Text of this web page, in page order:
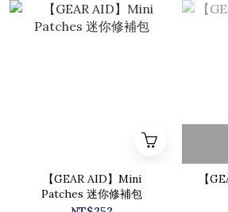
【GEAR AID】Mini
Patches 迷你修補包
【